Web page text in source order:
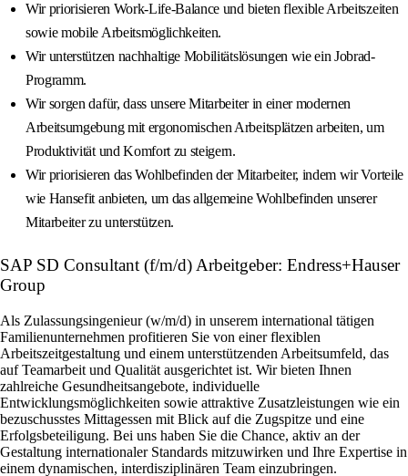
Wir priorisieren Work-Life-Balance und bieten flexible Arbeitszeiten
sowie mobile Arbeitsmöglichkeiten.
Wir unterstützen nachhaltige Mobilitätslösungen wie ein Jobrad-
Programm.
Wir sorgen dafür, dass unsere Mitarbeiter in einer modernen
Arbeitsumgebung mit ergonomischen Arbeitsplätzen arbeiten, um
Produktivität und Komfort zu steigern.
Wir priorisieren das Wohlbefinden der Mitarbeiter, indem wir Vorteile
wie Hansefit anbieten, um das allgemeine Wohlbefinden unserer
Mitarbeiter zu unterstützen.
SAP SD Consultant (f/m/d) Arbeitgeber: Endress+Hauser
Group
Als Zulassungsingenieur (w/m/d) in unserem international tätigen
Familienunternehmen profitieren Sie von einer flexiblen
Arbeitszeitgestaltung und einem unterstützenden Arbeitsumfeld, das
auf Teamarbeit und Qualität ausgerichtet ist. Wir bieten Ihnen
zahlreiche Gesundheitsangebote, individuelle
Entwicklungsmöglichkeiten sowie attraktive Zusatzleistungen wie ein
bezuschusstes Mittagessen mit Blick auf die Zugspitze und eine
Erfolgsbeteiligung. Bei uns haben Sie die Chance, aktiv an der
Gestaltung internationaler Standards mitzuwirken und Ihre Expertise in
einem dynamischen, interdisziplinären Team einzubringen.